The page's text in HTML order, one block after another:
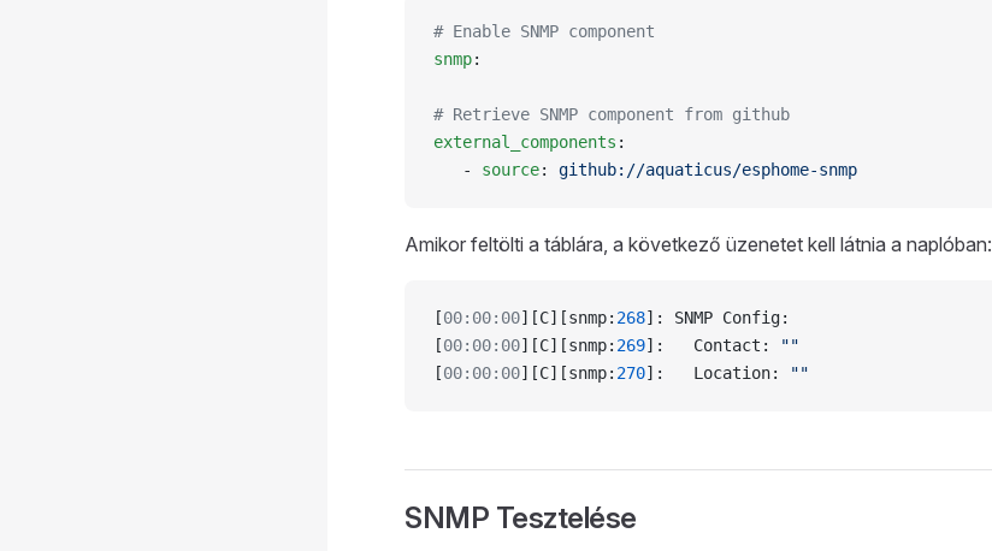
# Enable SNMP component
snmp:
# Retrieve SNMP component from github
external_components :
   -
source: github://aquaticus/esphome-snmp
Amikor feltölti a táblára, a következő üzenetet kell látnia a naplóban:
[00:00:00][C][snmp: 268]: SNMP Config:
[00:00:00][C][snmp: 269]:   Contact:
""
[00:00:00][C][snmp: 270]:   Location: ""
SNMP Tesztelése